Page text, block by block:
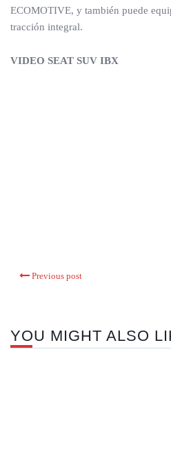
ECOMOTIVE, y también puede
tracción integral.
VIDEO SEAT SUV IBX
Previous post
YOU MIGHT ALSO